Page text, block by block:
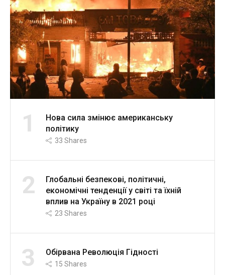
1
Нова сила змінює американську
політику
33 Shares
2
Глобальні безпекові, політичні,
економічні тенденції у світі та їхній
вплив на Україну в 2021 році
23 Shares
3 Обірвана Революція Гідності
15 Shares